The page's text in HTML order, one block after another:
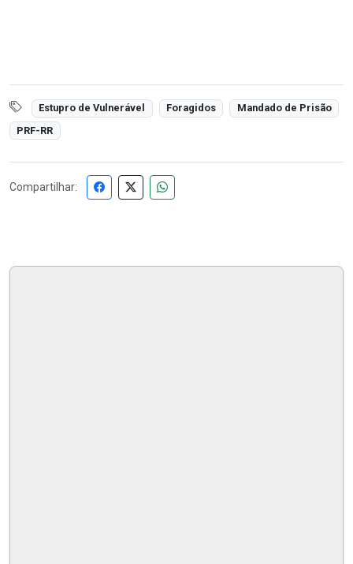
Estupro de Vulnerável Foragidos
Mandado de Prisão
PRF-RR
Compartilhar: